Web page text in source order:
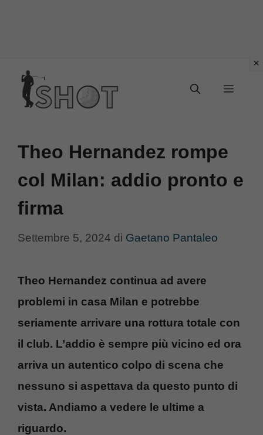
contenuto
Menu
Theo Hernandez rompe
col Milan: addio pronto e
firma
Settembre 5, 2024 di Gaetano Pantaleo
Theo Hernandez continua ad avere
problemi in casa Milan e potrebbe
seriamente arrivare una rottura totale con
il club. L’addio è sempre più vicino ed ora
arriva un autentico colpo di scena che
nessuno si aspettava da questo punto di
vista. Andiamo a vedere le ultime a
riguardo.